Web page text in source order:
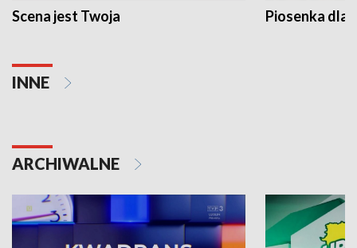
Scena jest Twoja Piosenka dla
INNE
ARCHIWALNE